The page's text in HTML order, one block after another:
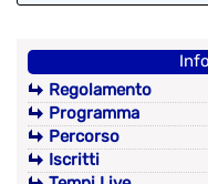
Regolamento
Programma
Percorso
Iscritti